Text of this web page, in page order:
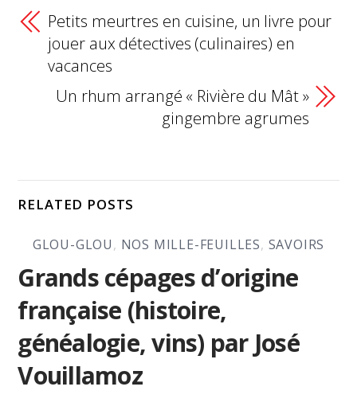
Petits meurtres en cuisine, un livre pour
jouer aux détectives (culinaires) en
vacances
Un rhum arrangé « Rivière du Mât »
gingembre agrumes
RELATED POSTS
GLOU-GLOU, NOS MILLE-FEUILLES, SAVOIRS
Grands cépages d’origine
française (histoire,
généalogie, vins) par José
Vouillamoz